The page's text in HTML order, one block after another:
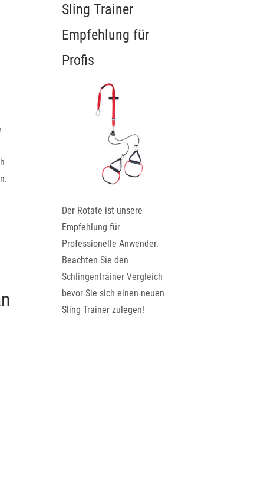
Sling Trainer
Empfehlung für
Profis
Der Rotate ist unsere
Empfehlung für
Professionelle Anwender.
Beachten Sie den
Schlingentrainer Vergleich
bevor Sie sich einen neuen
Sling Trainer zulegen!